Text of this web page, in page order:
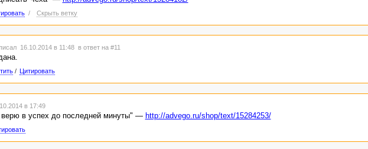
/ Скрыть ветку
16.10.2014 в 11:48 в ответ на #11
/ Цитировать
в 17:49
в успех до последней минуты" — http://advego.ru/shop/text/15284253/